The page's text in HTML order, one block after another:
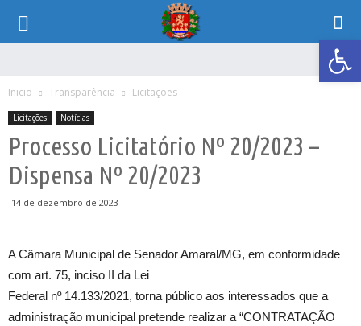
Abrir
Inicio Transparência Licitações
Licitações Notícias
Processo Licitatório Nº 20/2023 –
Dispensa Nº 20/2023
14 de dezembro de 2023
A Câmara Municipal de Senador Amaral/MG, em conformidade
com art. 75, inciso II da Lei
Federal nº 14.133/2021, torna público aos interessados que a
administração municipal pretende realizar a “CONTRATAÇÃO